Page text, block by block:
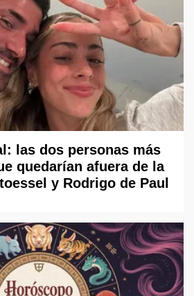
las dos personas más
quedarían afuera de la
y Rodrigo de Paul